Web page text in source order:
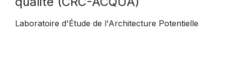
Laboratoire d'Étude de l'Architecture Potentielle